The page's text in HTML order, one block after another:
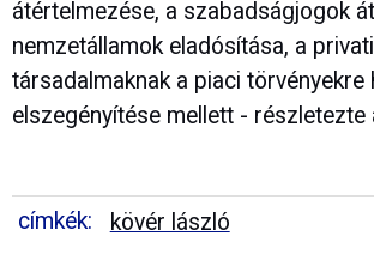
átértelmezése, a szabadságjogok
nemzetállamok eladósítása, a
társadalmaknak a piaci törvényekre
elszegényítése mellett - részletezte
címkék: kövér lászló